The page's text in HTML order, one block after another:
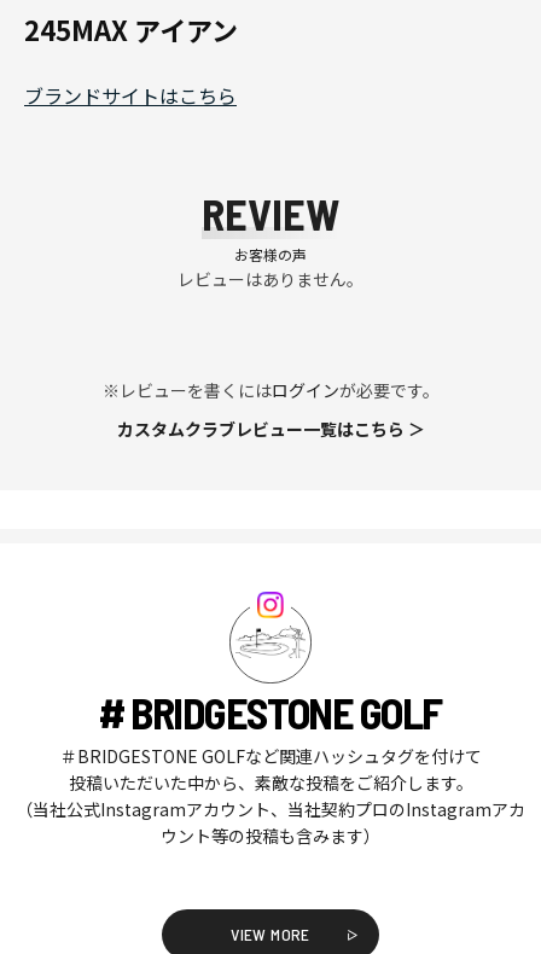
245MAX アイアン
ブランドサイトはこちら
REVIEW
お客様の声
レビューはありません。
※レビューを書くにはログインが必要です。
カスタムクラブレビュー一覧はこちら ＞
# BRIDGESTONE GOLF
＃BRIDGESTONE GOLFなど関連ハッシュタグを付けて
投稿いただいた中から、素敵な投稿をご紹介します。
（当社公式Instagramアカウント、当社契約プロのInstagramアカ
ウント等の投稿も含みます）
VIEW MORE